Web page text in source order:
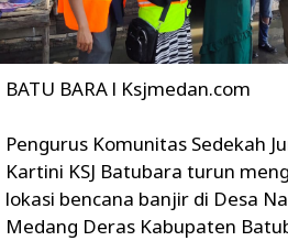
BATU BARA l Ksjmedan.com
Pengurus Komunitas Sedekah
Kartini KSJ Batubara turun
lokasi bencana banjir di Desa
Medang Deras Kabupaten